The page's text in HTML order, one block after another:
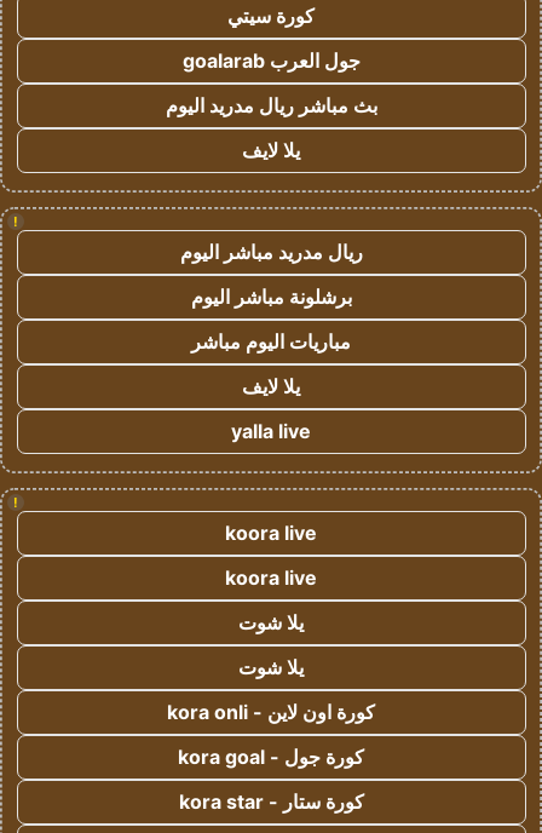
كورة سيتي
جول العرب goalarab
بث مباشر ريال مدريد اليوم
يلا لايف
!
ريال مدريد مباشر اليوم
برشلونة مباشر اليوم
مباريات اليوم مباشر
يلا لايف
yalla live
!
koora live
koora live
يلا شوت
يلا شوت
كورة اون لاين - kora onli
كورة جول - kora goal
كورة ستار - kora star